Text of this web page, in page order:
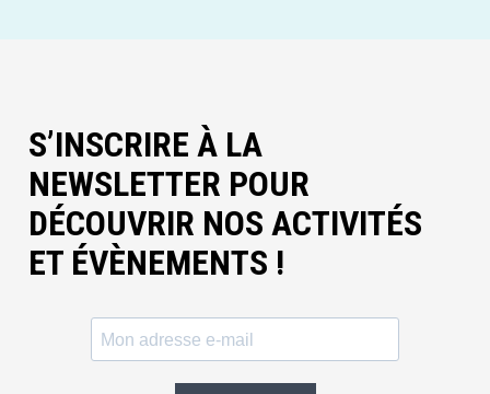
S’INSCRIRE À LA
NEWSLETTER POUR
DÉCOUVRIR NOS ACTIVITÉS
ET ÉVÈNEMENTS !